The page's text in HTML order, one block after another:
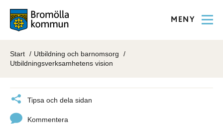
MENY
Start
Utbildning och barnomsorg
Utbildningsverksamhetens vision
Tipsa och dela sidan
Kommentera